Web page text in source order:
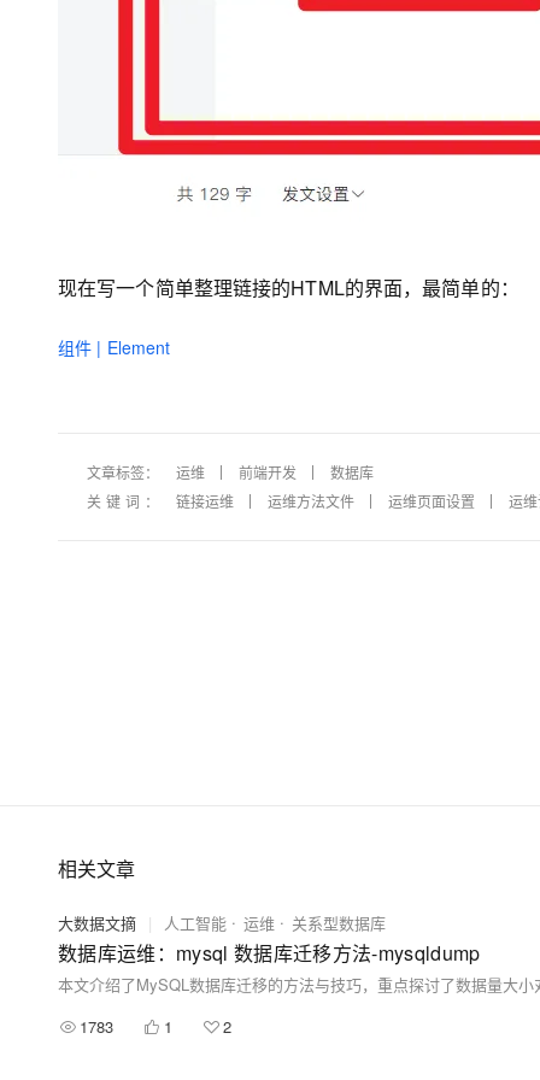
现在写一个简单整理链接的HTML的界面，最简单的：
组件 | Element
文章标签： 运维 前端开发
数据库
关键词：
链接运维 运维方法文件 运维页面设置 运
相关文章
大数据文摘 | 人工智能 运维 关系型数据库
数据库运维：mysql 数据库迁移方法-mysqldump
1783 1 2